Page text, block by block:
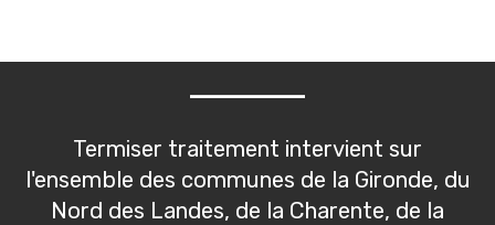
Termiser traitement intervient sur
l'ensemble des communes de la Gironde, du
Nord des Landes, de la Charente, de la